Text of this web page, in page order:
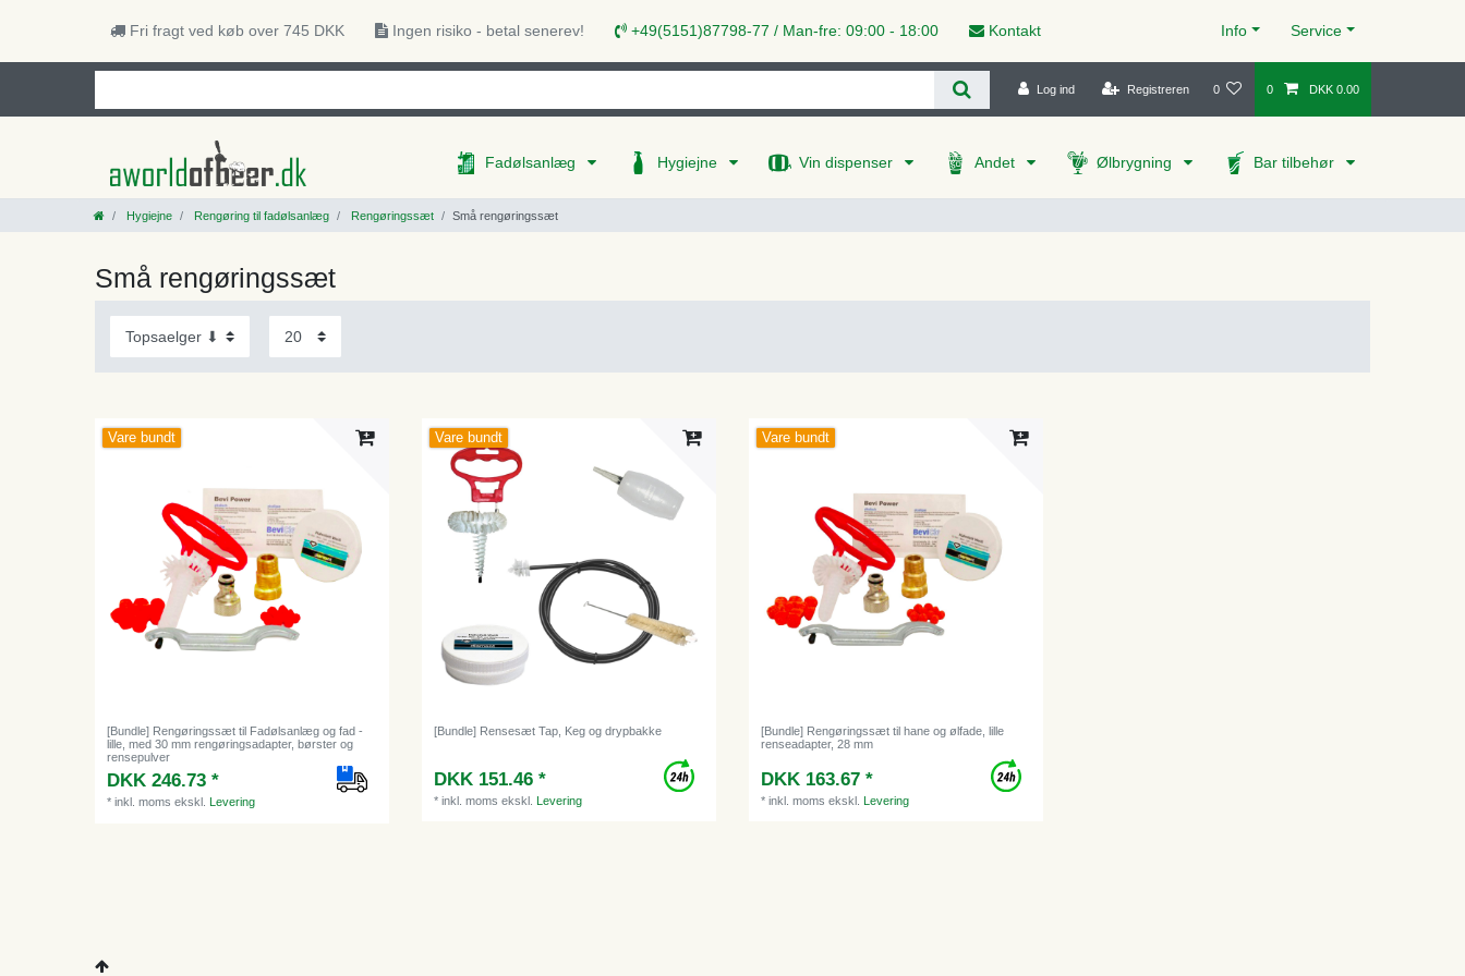
Fri fragt ved køb over 745 DKK Ingen risiko - betal senerev! +49(5151)87798-77 / Man-fre: 09:00 - 18:00 Kontakt Info Service
Log ind Registreren 0 0 DKK 0.00
Fadølsanlæg Hygiejne Vin dispenser Andet Ølbrygning Bar tilbehør
Hygiejne Rengøring til fadølsanlæg Rengøringssæt Små rengøringssæt
Små rengøringssæt
Vare bundt
[Bundle] Rengøringssæt til Fadølsanlæg og fad -
lille, med 30 mm rengøringsadapter, børster og
rensepulver
DKK 246.73 *
*inkl. moms ekskl. Levering
Vare bundt
[Bundle] Rensesæt Tap, Keg og drypbakke
DKK 151.46 *
*inkl. moms ekskl.Levering
Vare bundt
[Bundle] Rengøringssæt til hane og ølfade, lille
renseadapter, 28 mm
DKK 163.67 *
*inkl. moms ekskl.Levering